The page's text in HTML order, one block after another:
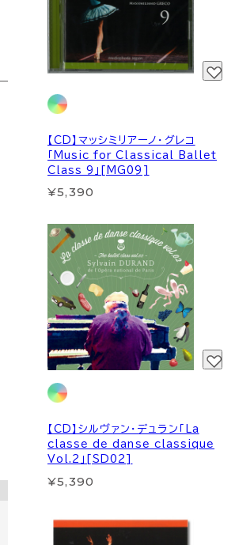
【CD】マッシミリアーノ・グレコ
「Music for Classical Ballet
Class 9」[MG09]
¥5,390
【CD】シルヴァン・デュラン「La
classe de danse classique
Vol.2」[SD02]
¥5,390